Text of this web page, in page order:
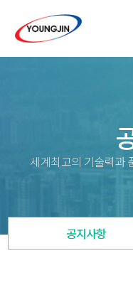
세계최고의 기술력과
공지사항